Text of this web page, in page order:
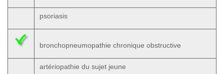
psoriasis
bronchopneumopathie chronique obstructive
artériopathie du sujet jeune